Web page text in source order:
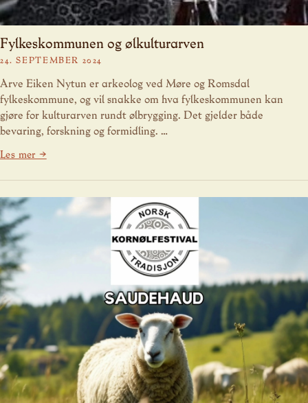
Fylkeskommunen og ølkulturarven
24. SEPTEMBER 2024
Arve Eiken Nytun er arkeolog ved Møre og Romsdal
fylkeskommune, og vil snakke om hva fylkeskommunen kan
gjøre for kulturarven rundt ølbrygging. Det gjelder både
bevaring, forskning og formidling. …
Les mer →